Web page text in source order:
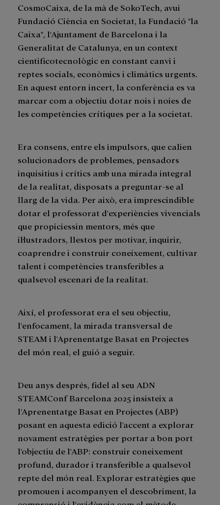
CosmoCaixa, de la mà de SokoTech, avui
Fundació Ciència en Societat, la Fundació "la
Caixa", l'Ajuntament de Barcelona i la
Generalitat de Catalunya, en un context
cientificotecnològic en constant canvi i
reptes socials, econòmics i climàtics urgents.
En aquest entorn incert, la conferència es va
marcar com a objectiu dotar nois i noies de
les competències crítiques per a la societat.
Era consens, entre els impulsors, que calien
solucionadors de problemes, pensadors
inquisitius i crítics amb una mirada integral
de la realitat, disposats a preguntar-se al
llarg de la vida. Per això, era imprescindible
dotar el professorat d'experiències vivencials
que propiciessin mentors, més que
il·lustradors, llestos per motivar, inquirir,
coaprendre i construir coneixement, cultivar
talent i competències transferibles a
qualsevol escenari de la realitat.
Així, el professorat era el seu objectiu,
l'enfocament, la mirada transversal de
STEAM i l'Aprenentatge Basat en Projectes
del món real, el guió a seguir.
Deu anys després, fidel al seu ADN
STEAMConf Barcelona 2025 insisteix a
l'Aprenentatge Basat en Projectes (ABP)
posant en aquesta edició l'accent a explorar
novament estratègies per portar a bon port
l'objectiu de l'ABP: construir coneixement
profund, durador i transferible a qualsevol
repte del món real. Explorar estratègies que
promouen i acompanyen el descobriment, la